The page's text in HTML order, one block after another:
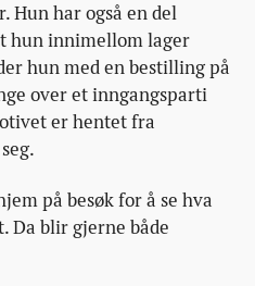
Hun har også en del
hun innimellom lager
hun med en bestilling på
over et inngangsparti
er hentet fra
på besøk for å se hva
Da blir gjerne både